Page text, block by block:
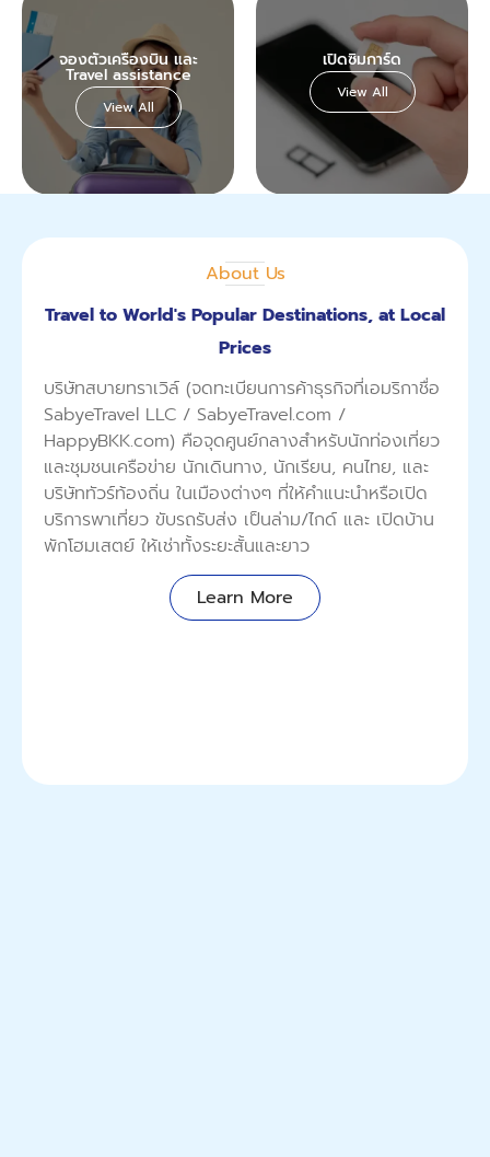
จองตั๋วเครื่องบิน และ
Travel assistance
View All
เปิดซิมการ์ด
View All
About Us
Travel to World's Popular Destinations, at Local
Prices
บริษัทสบายทราเวิล์ (จดทะเบียนการค้าธุรกิจที่เอมริกาชื่อ
SabyeTravel LLC / SabyeTravel.com /
HappyBKK.com) คือจุดศูนย์กลางสำหรับนักท่องเที่ยว
และชุมชนเครือข่าย นักเดินทาง, นักเรียน, คนไทย, และ
บริษัททัวร์ท้องถิ่น ในเมืองต่างๆ ที่ให้คำแนะนำหรือเปิด
บริการพาเที่ยว ขับรถรับส่ง เป็นล่าม/ไกด์ และ เปิดบ้าน
พักโฮมเสตย์ ให้เช่าทั้งระยะสั้นและยาว
Learn More